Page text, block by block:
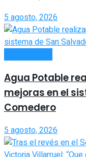
5 agosto, 2026
Agua Potable
mejoras en el
Comedero
5 agosto, 2026